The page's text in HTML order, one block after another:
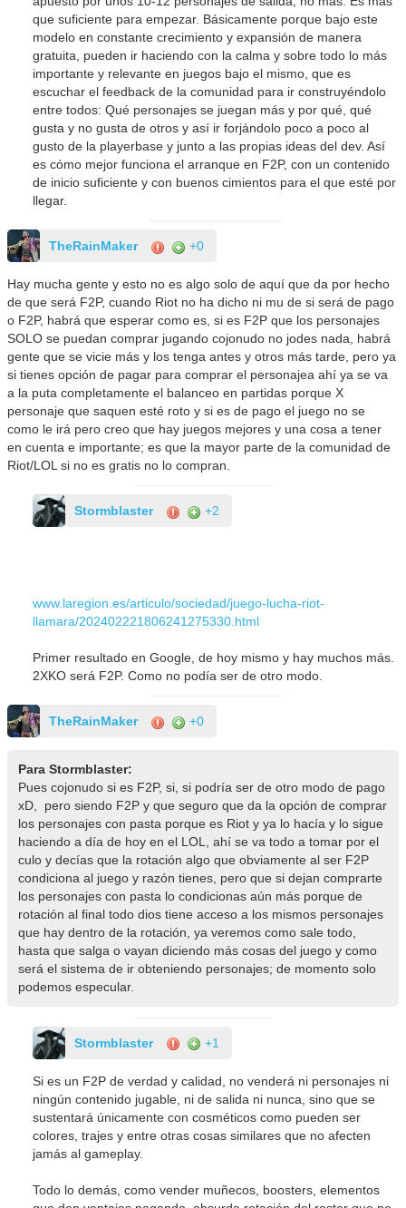
que suficiente para empezar. Básicamente porque bajo este
modelo en constante crecimiento y expansión de manera
gratuita, pueden ir haciendo con la calma y sobre todo lo más
importante y relevante en juegos bajo el mismo, que es
escuchar el feedback de la comunidad para ir construyéndolo
entre todos: Qué personajes se juegan más y por qué, qué
gusta y no gusta de otros y así ir forjándolo poco a poco al
gusto de la playerbase y junto a las propias ideas del dev. Así
es cómo mejor funciona el arranque en F2P, con un contenido
de inicio suficiente y con buenos cimientos para el que esté por
llegar.
TheRainMaker +0
Hay mucha gente y esto no es algo solo de aquí que da por hecho
de que será F2P, cuando Riot no ha dicho ni mu de si será de pago
o F2P, habrá que esperar como es, si es F2P que los personajes
SOLO se puedan comprar jugando cojonudo no jodes nada, habrá
gente que se vicie más y los tenga antes y otros más tarde, pero ya
si tienes opción de pagar para comprar el personajea ahí ya se va
a la puta completamente el balanceo en partidas porque X
personaje que saquen esté roto y si es de pago el juego no se
como le irá pero creo que hay juegos mejores y una cosa a tener
en cuenta e importante; es que la mayor parte de la comunidad de
Riot/LOL si no es gratis no lo compran.
Stormblaster +2
www.laregion.es/articulo/sociedad/juego-lucha-riot-
llamara/202402221806241275330.html
Primer resultado en Google, de hoy mismo y hay muchos más.
2XKO será F2P. Como no podía ser de otro modo.
TheRainMaker +0
Para Stormblaster:
Pues cojonudo si es F2P, si, si podría ser de otro modo de pago
xD, pero siendo F2P y que seguro que da la opción de comprar
los personajes con pasta porque es Riot y ya lo hacía y lo sigue
haciendo a día de hoy en el LOL, ahí se va todo a tomar por el
culo y decías que la rotación algo que obviamente al ser F2P
condiciona al juego y razón tienes, pero que si dejan comprarte
los personajes con pasta lo condicionas aún más porque de
rotación al final todo dios tiene acceso a los mismos personajes
que hay dentro de la rotación, ya veremos como sale todo,
hasta que salga o vayan diciendo más cosas del juego y como
será el sistema de ir obteniendo personajes; de momento solo
podemos especular.
Stormblaster +1
Si es un F2P de verdad y calidad, no venderá ni personajes ni
ningún contenido jugable, ni de salida ni nunca, sino que se
sustentará únicamente con cosméticos como pueden ser
colores, trajes y entre otras cosas similares que no afecten
jamás al gameplay.
Todo lo demás, como vender muñecos, boosters, elementos